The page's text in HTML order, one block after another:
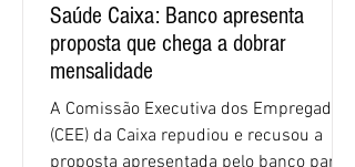
Saúde Caixa: Banco apresenta
proposta que chega a dobrar
mensalidade
A Comissão Executiva dos Empregados
(CEE) da Caixa repudiou e recusou a
proposta apresentada pelo banco para o